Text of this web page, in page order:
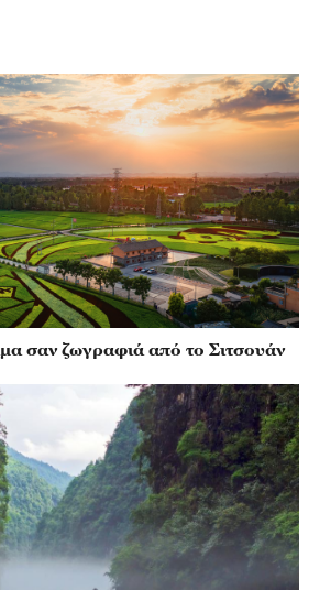
σαν ζωγραφιά από το Σιτσουάν